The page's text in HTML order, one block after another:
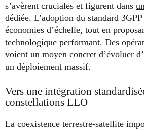
s’avèrent cruciales et figurent dans
dédiée. L’adoption du standard
économies d’échelle, tout en
technologique performant. Des
voient un moyen concret d’évoluer
un déploiement massif.
Vers une intégration
constellations LEO
La coexistence terrestre-satellite